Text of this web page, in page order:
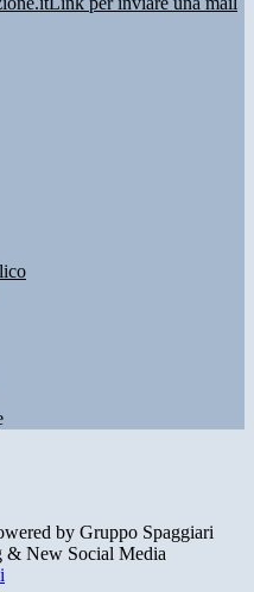
by Gruppo Spaggiari
& New Social Media